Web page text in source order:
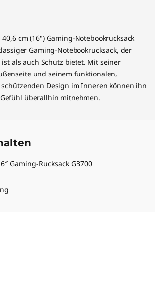
40,6 cm (16") Gaming-Notebookrucksack
Gaming-Notebookrucksack, der
als auch Schutz bietet. Mit seiner
und seinem funktionalen,
Design im Inneren können ihn
überallhin mitnehmen.
Gaming-Rucksack GB700